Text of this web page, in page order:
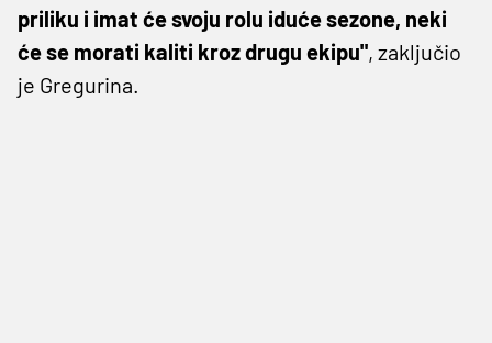
priliku i imat će svoju rolu iduće sezone, neki
će se morati kaliti kroz drugu ekipu", zaključio
je Gregurina.